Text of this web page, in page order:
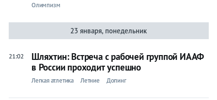
Олимпизм
23 января, понедельник
21:02
Шляхтин: Встреча с рабочей группой ИААФ
в России проходит успешно
Легкая атлетика Летние Допинг